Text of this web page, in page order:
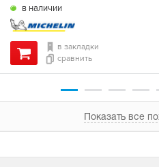
в наличии
в закладки
сравнить
Показать все